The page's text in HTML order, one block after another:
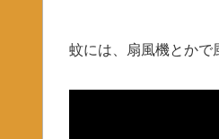
蚊には、扇風機とかで